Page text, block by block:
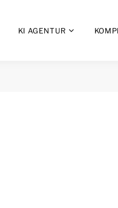
KI AGENTUR